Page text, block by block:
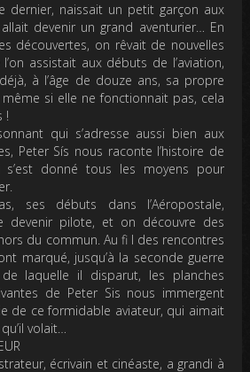
dernier, naissait un petit garçon aux
devenir un grand aventurier… En
découvertes, on rêvait de nouvelles
assistait aux débuts de l’aviation,
à l’âge de douze ans, sa propre
si elle ne fonctionnait pas, cela
!
qui s’adresse aussi bien aux
Peter Sís nous raconte l’histoire de
donné tous les moyens pour
ses débuts dans l’Aéropostale,
devenir pilote, et on découvre des
du commun. Au fi l des rencontres
marqué, jusqu’à la seconde guerre
laquelle il disparut, les planches
de Peter Sis nous immergent
de ce formidable aviateur, qui aimait
volait…
écrivain et cinéaste, a grandi à